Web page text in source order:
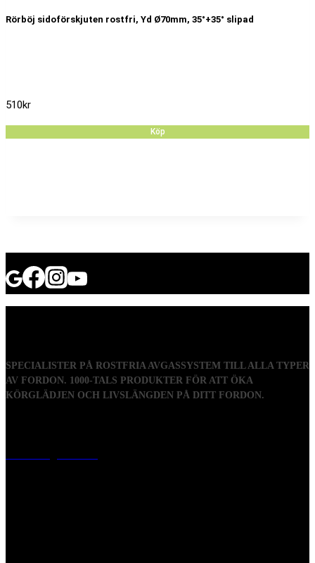
Rörböj sidoförskjuten rostfri, Yd Ø70mm, 35°+35° slipad
510kr
Köp
SPECIALISTER PÅ ROSTFRIA AVGASSYSTEM TILL ALLA TYPER
AV FORDON. 1000-TALS PRODUKTER FÖR ATT ÖKA
KÖRGLÄDJEN OCH LIVSLÄNGDEN PÅ DITT FORDON.